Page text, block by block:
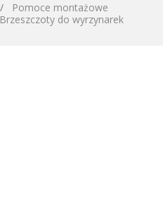
Pomoce montażowe
Brzeszczoty do wyrzynarek